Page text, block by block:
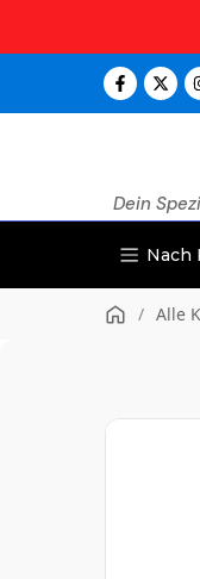
Inhalt
Dein
/ Alle